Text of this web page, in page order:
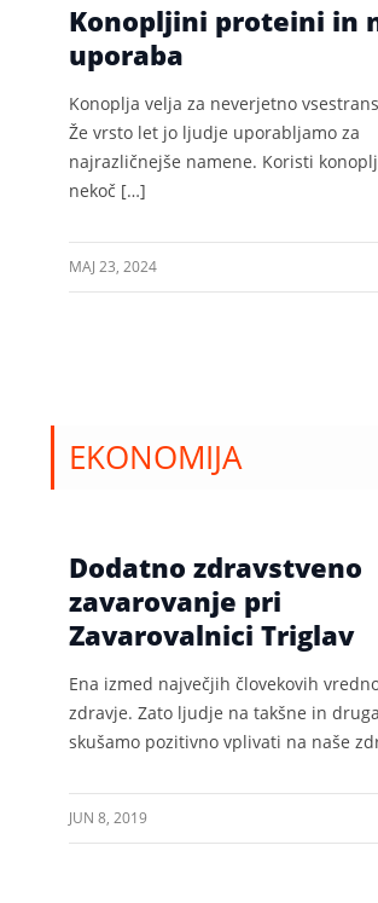
Konopljini proteini in
uporaba
Konoplja velja za neverjetno
Že vrsto let jo ljudje uporabljamo za
najrazličnejše namene. Koristi
nekoč […]
MAJ 23, 2024
EKONOMIJA
Dodatno zdravstveno
zavarovanje pri
Zavarovalnici Triglav
Ena izmed največjih človekovih
zdravje. Zato ljudje na takšne in
skušamo pozitivno vplivati na naše
JUN 8, 2019